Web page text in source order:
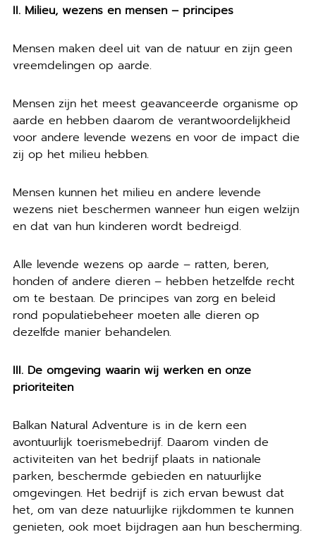
II. Milieu, wezens en mensen – principes
Mensen maken deel uit van de natuur en zijn geen
vreemdelingen op aarde.
Mensen zijn het meest geavanceerde organisme op
aarde en hebben daarom de verantwoordelijkheid
voor andere levende wezens en voor de impact die
zij op het milieu hebben.
Mensen kunnen het milieu en andere levende
wezens niet beschermen wanneer hun eigen welzijn
en dat van hun kinderen wordt bedreigd.
Alle levende wezens op aarde – ratten, beren,
honden of andere dieren – hebben hetzelfde recht
om te bestaan. De principes van zorg en beleid
rond populatiebeheer moeten alle dieren op
dezelfde manier behandelen.
III. De omgeving waarin wij werken en onze
prioriteiten
Balkan Natural Adventure is in de kern een
avontuurlijk toerismebedrijf. Daarom vinden de
activiteiten van het bedrijf plaats in nationale
parken, beschermde gebieden en natuurlijke
omgevingen. Het bedrijf is zich ervan bewust dat
het, om van deze natuurlijke rijkdommen te kunnen
genieten, ook moet bijdragen aan hun bescherming.